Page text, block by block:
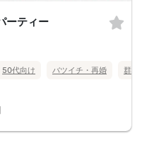
ーティー
50代向け バツイチ・再婚 群馬